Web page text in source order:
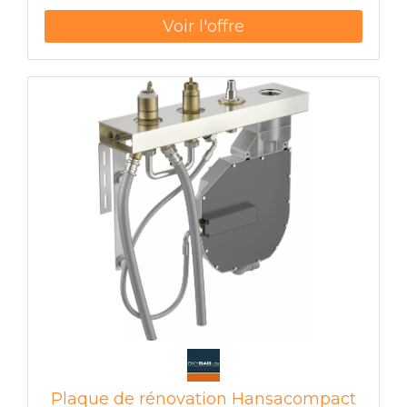
montage au mur dans la chape pour réaliser un
raccordement conforme à la norme DIN 18534
de la rigole de douche TECEdrainline au joint
collé composé d'un corps de caniveau fermé
en continu en acier inoxydable poli avec surface
d'appui pour carrelage mural Bord de
protection capillaire pour empêcher l'entrée
capillaire de l'eau de la douche sous les carreaux
drainage secondaire sans refoulement via la
coque dure en plastique renforcé de fibres de
verre Manchon d'étanchéité Seal System
monté en usine pour une incorporation sur site
dans le joint composite de type liquide ou
bande Protection d'époque construction avec
joint d'origine pour caniveau inox et collier
d'étanchéité Seal System Réceptacle pour
l'installation de pieds de montage en option et
pour l'ancrage dans la chape connecteur
central de gouttière pour le raccordement du
drain pente intérieure pour améliorer le
drainage de l'eau et l'effet autonettoyant
Plaque de rénovation Hansacompact